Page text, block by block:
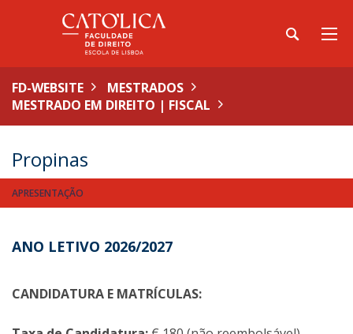
FD-WEBSITE
MESTRADOS
MESTRADO EM DIREITO | FISCAL
Propinas
APRESENTAÇÃO
ANO LETIVO 2026/2027
CANDIDATURA E MATRÍCULAS: